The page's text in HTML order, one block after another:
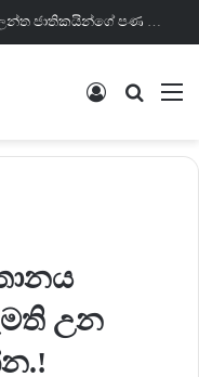
කඳුළු මැදින් බේරාගත් ජීවිත තුනක්! එංගලන්ත ජාතිකයින්ගේ පණ රැකගත් අපේ රටේ සැබෑ වීරයෝ….
Log In
උන